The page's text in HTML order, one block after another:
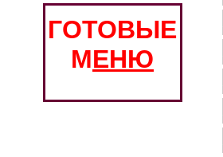
ГОТОВЫЕ
МЕНЮ